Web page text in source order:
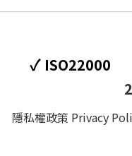
✓
隱私權政策 Privacy